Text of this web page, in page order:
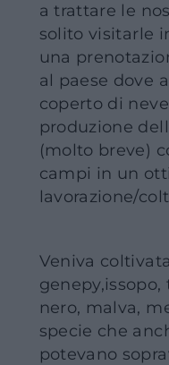
a trattare le
solito visitarle
una
al paese dove
coperto di
produzione
(molto breve)
campi in un
lavorazione/
Veniva
nero, malva,
specie che
potevano